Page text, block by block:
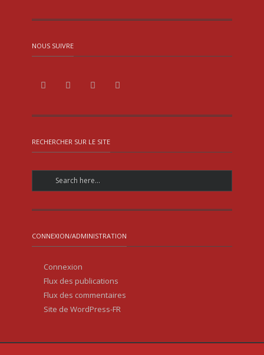
NOUS SUIVRE
RECHERCHER SUR LE SITE
CONNEXION/ADMINISTRATION
Connexion
Flux des publications
Flux des commentaires
Site de WordPress-FR